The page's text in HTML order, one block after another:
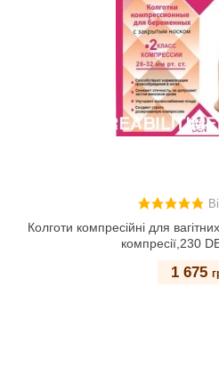
Колготи компресійні для
компресії,230
1 675